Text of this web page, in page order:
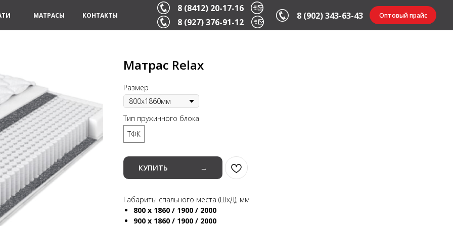
8 (927) 376-91-12
МАТРАСЫ КОНТАКТЫ 8 (902) 343-63-43
8 (8412) 20-17-16
Оптовый прайс
Матрас Relax
Размер
Тип пружинного блока
ТФК
КУПИТЬ →
Габариты спального места (ШхД), мм
800 х 1860 / 1900 / 2000
900 х 1860 / 1900 / 2000